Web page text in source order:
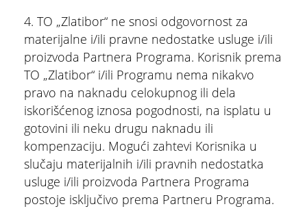
4. TO „Zlatibor“ ne snosi odgovornost za
materijalne i/ili pravne nedostatke usluge i/ili
proizvoda Partnera Programa. Korisnik prema
TO „Zlatibor“ i/ili Programu nema nikakvo
pravo na naknadu celokupnog ili dela
iskorišćenog iznosa pogodnosti, na isplatu u
gotovini ili neku drugu naknadu ili
kompenzaciju. Mogući zahtevi Korisnika u
slučaju materijalnih i/ili pravnih nedostatka
usluge i/ili proizvoda Partnera Programa
postoje isključivo prema Partneru Programa.